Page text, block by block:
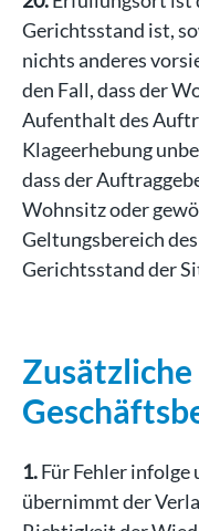
Gerichtsstand ist,
nichts anderes
den Fall, dass der
Aufenthalt des
Klageerhebung
dass der
Wohnsitz oder
Geltungsbereich
Gerichtsstand der
Zusätzliche
1.Für Fehler
übernimmt der